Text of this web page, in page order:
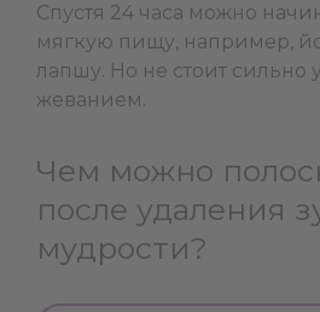
Спустя 24 часа можно
мягкую пищу, например,
лапшу. Но не стоит сильно
жеванием.
Чем можно
после удаления
мудрости?